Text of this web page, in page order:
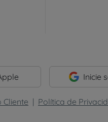
Inicie
Cliente | Política de